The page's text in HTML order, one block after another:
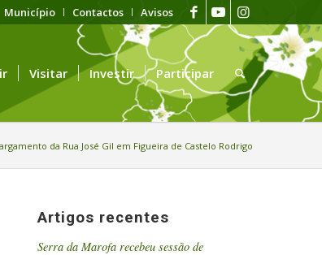
Município Contactos Avisos
Visitar Investir Participar
da Rua José Gil em Figueira de Castelo Rodrigo
Artigos recentes
Serra da Marofa recebeu sessão de